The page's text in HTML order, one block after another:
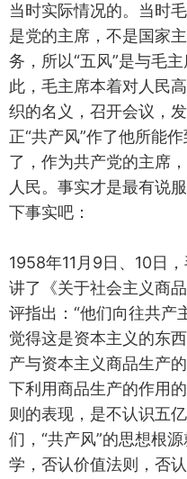
当时实际情况的。当时
是党的主席，不是国家
务，所以“五风”是与毛
此，毛主席本着对人民
织的名义，召开会议，
正“共产风”作了他所能
了，作为共产党的主席
人民。事实才是最有说
下事实吧：
1958年11月9日、10日
讲了《关于社会主义商
评指出：“他们向往共产
觉得这是资本主义的东
产与资本主义商品生产
下利用商品生产的作用
则的表现，是不认识五
们，“共产风”的思想根
学，否认价值法则，否